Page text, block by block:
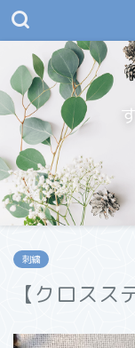
刺繍
【クロスス